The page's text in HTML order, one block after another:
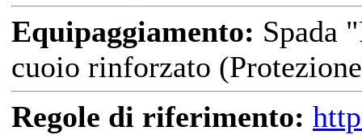
Equipaggiamento: Spada
cuoio rinforzato
Regole di riferimento: